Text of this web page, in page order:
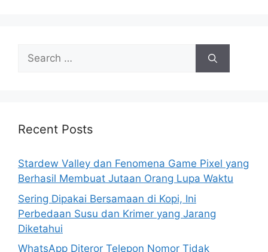
h
r
:
Recent Posts
Stardew Valley dan Fenomena Game Pixel yang
Berhasil Membuat Jutaan Orang Lupa Waktu
Sering Dipakai Bersamaan di Kopi, Ini
Perbedaan Susu dan Krimer yang Jarang
Diketahui
WhatsApp Diteror Telepon Nomor Tidak